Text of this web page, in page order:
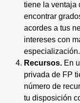
tiene la ventaja
encontrar
acordes a tus
intereses con
especialización.
Recursos. En
privada de FP
número de
tu disposición